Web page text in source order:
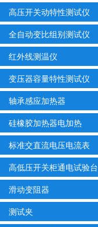
高压开关动特性测试仪
全自动变比组别测试仪
红外线测温仪
变压器容量特性测试仪
轴承感应加热器
硅橡胶加热器电加热
标准交直流电压电流表
高低压开关柜通电试验台
滑动变阻器
测试夹